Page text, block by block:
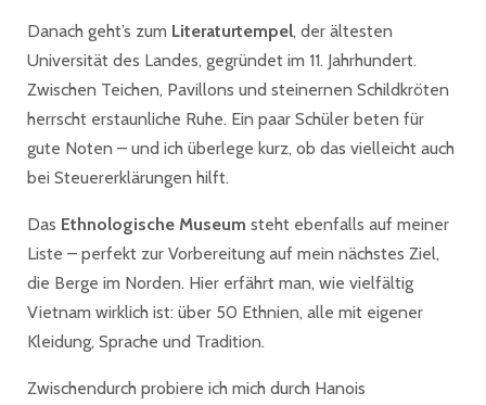
Danach geht’s zum Literaturtempel, der ältesten
Universität des Landes, gegründet im 11. Jahrhundert.
Zwischen Teichen, Pavillons und steinernen Schildkröten
herrscht erstaunliche Ruhe. Ein paar Schüler beten für
gute Noten – und ich überlege kurz, ob das vielleicht auch
bei Steuererklärungen hilft.
Das Ethnologische Museum steht ebenfalls auf meiner
Liste – perfekt zur Vorbereitung auf mein nächstes Ziel,
die Berge im Norden. Hier erfährt man, wie vielfältig
Vietnam wirklich ist: über 50 Ethnien, alle mit eigener
Kleidung, Sprache und Tradition.
Zwischendurch probiere ich mich durch Hanois